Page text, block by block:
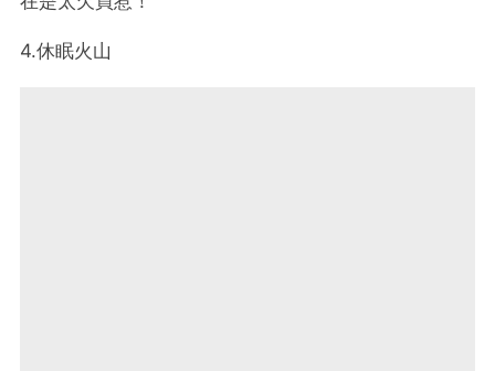
4.休眠火山